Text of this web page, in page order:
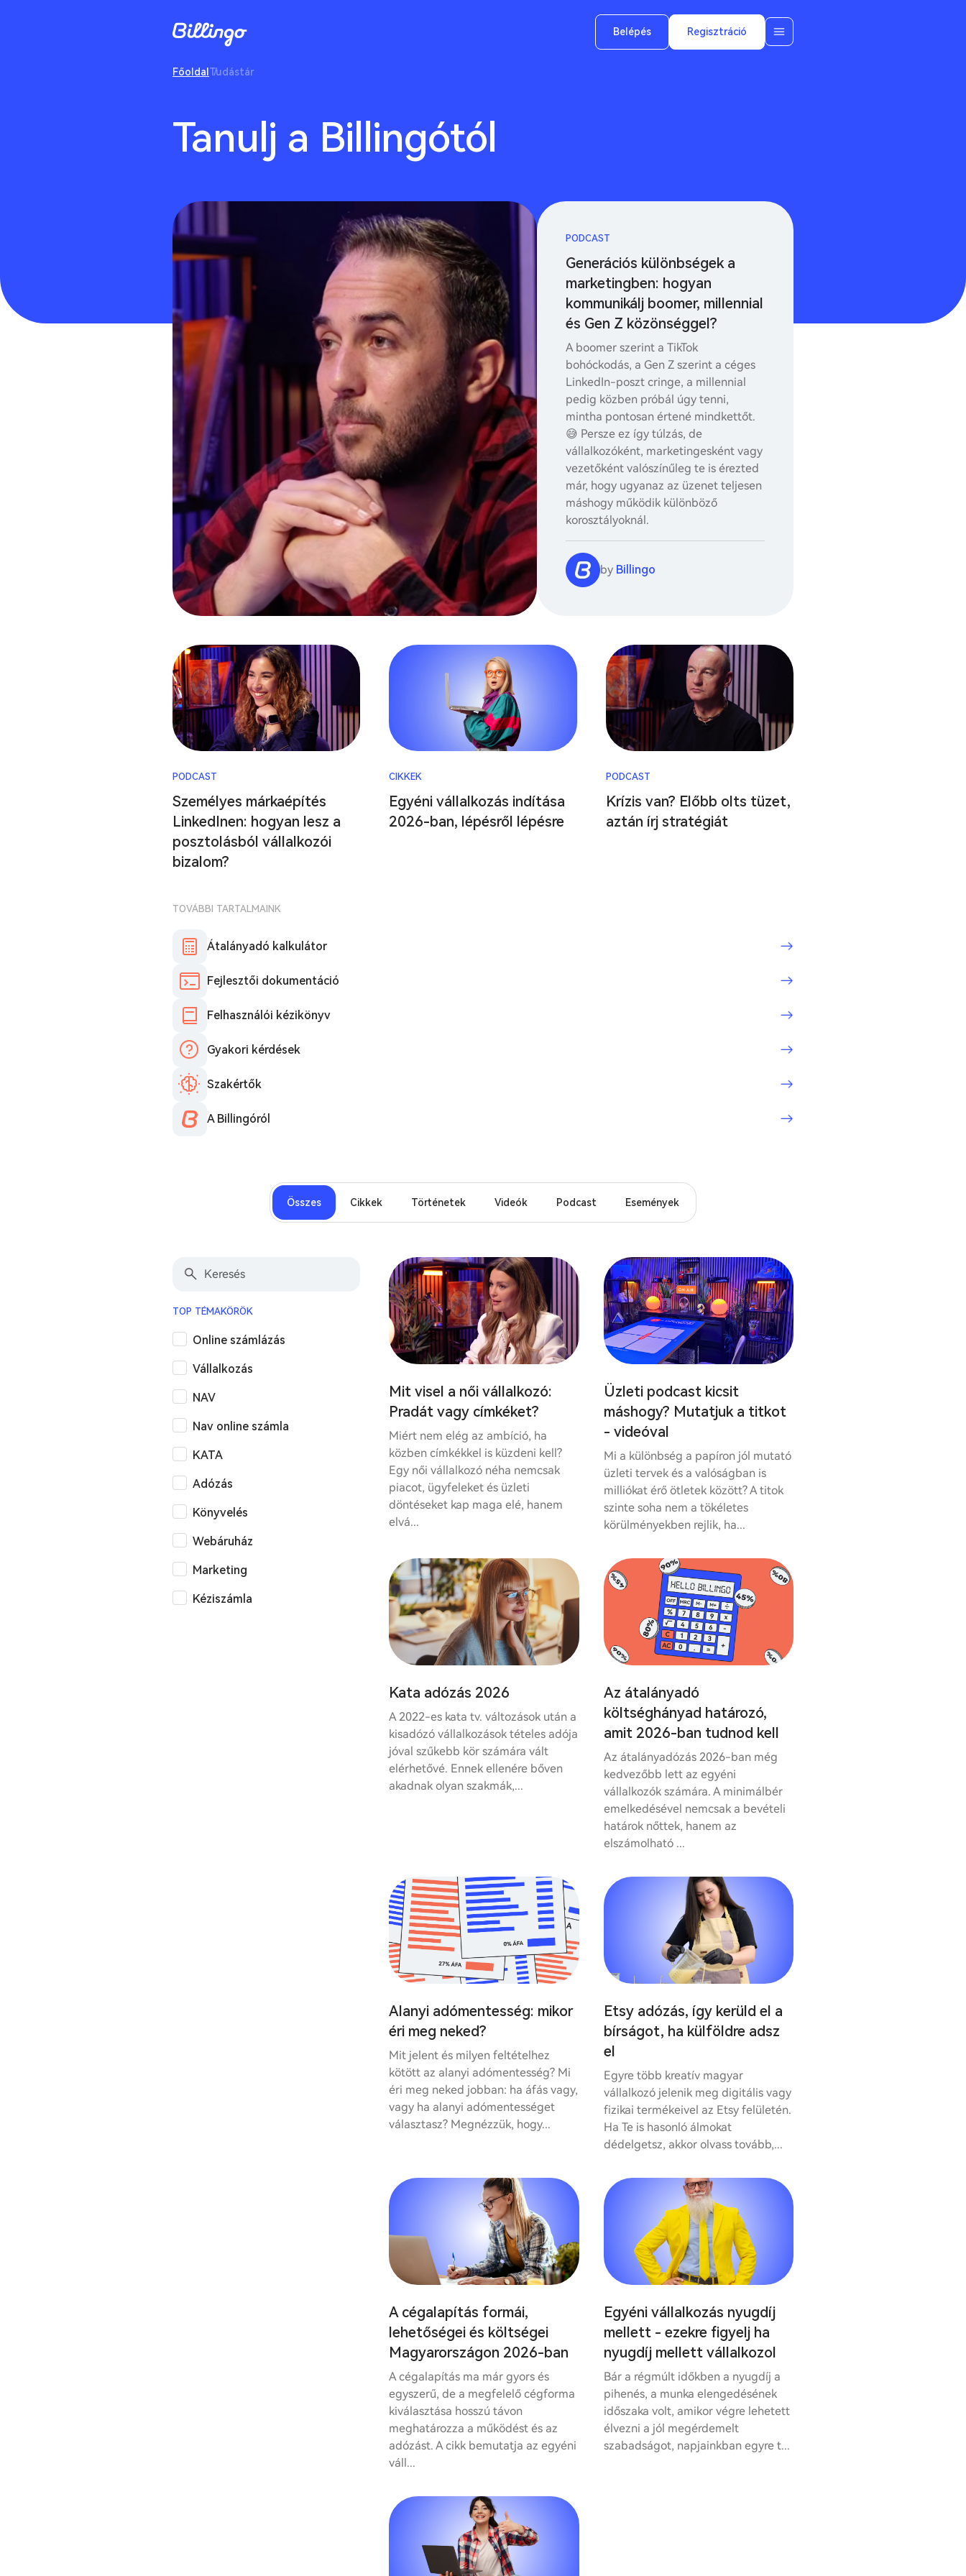
Belépés Regisztráció
Főoldal Tudástár
Tanulj a Billingótól
PODCAST
Generációs különbségek a
marketingben: hogyan
kommunikálj boomer, millennial
és Gen Z közönséggel?
A boomer szerint a TikTok
bohóckodás, a Gen Z szerint a céges
LinkedIn-poszt cringe, a millennial
pedig közben próbál úgy tenni,
mintha pontosan értené mindkettőt.
😅 Persze ez így túlzás, de
vállalkozóként, marketingesként vagy
vezetőként valószínűleg te is érezted
már, hogy ugyanaz az üzenet teljesen
máshogy működik különböző
korosztályoknál.
by Billingo
PODCAST
Személyes márkaépítés
LinkedInen: hogyan lesz a
posztolásból vállalkozói
bizalom?
CIKKEK
Egyéni vállalkozás indítása
2026-ban, lépésről lépésre
PODCAST
Krízis van? Előbb olts tüzet,
aztán írj stratégiát
TOVÁBBI TARTALMAINK
Átalányadó kalkulátor
Fejlesztői dokumentáció
Felhasználói kézikönyv
Gyakori kérdések
Szakértők
A Billingóról
Összes Cikkek Történetek Videók Podcast Események
TOP TÉMAKÖRÖK
Online számlázás
Vállalkozás
NAV
Nav online számla
KATA
Adózás
Könyvelés
Webáruház
Marketing
Kéziszámla
Mit visel a női vállalkozó:
Pradát vagy címkéket?
Miért nem elég az ambíció, ha
közben címkékkel is küzdeni kell?
Egy női vállalkozó néha nemcsak
piacot, ügyfeleket és üzleti
döntéseket kap maga elé, hanem
elvá...
Üzleti podcast kicsit
máshogy? Mutatjuk a titkot
- videóval
Mi a különbség a papíron jól mutató
üzleti tervek és a valóságban is
milliókat érő ötletek között? A titok
szinte soha nem a tökéletes
körülményekben rejlik, ha...
Kata adózás 2026
A 2022-es kata tv. változások után a
kisadózó vállalkozások tételes adója
jóval szűkebb kör számára vált
elérhetővé. Ennek ellenére bőven
akadnak olyan szakmák,...
Az átalányadó
költséghányad határozó,
amit 2026-ban tudnod kell
Az átalányadózás 2026-ban még
kedvezőbb lett az egyéni
vállalkozók számára. A minimálbér
emelkedésével nemcsak a bevételi
határok nőttek, hanem az
elszámolható ...
Alanyi adómentesség: mikor
éri meg neked?
Mit jelent és milyen feltételhez
kötött az alanyi adómentesség? Mi
éri meg neked jobban: ha áfás vagy,
vagy ha alanyi adómentességet
választasz? Megnézzük, hogy...
Etsy adózás, így kerüld el a
bírságot, ha külföldre adsz
el
Egyre több kreatív magyar
vállalkozó jelenik meg digitális vagy
fizikai termékeivel az Etsy felületén.
Ha Te is hasonló álmokat
dédelgetsz, akkor olvass tovább,...
A cégalapítás formái,
lehetőségei és költségei
Magyarországon 2026-ban
A cégalapítás ma már gyors és
egyszerű, de a megfelelő cégforma
kiválasztása hosszú távon
meghatározza a működést és az
adózást. A cikk bemutatja az egyéni
váll...
Egyéni vállalkozás nyugdíj
mellett - ezekre figyelj ha
nyugdíj mellett vállalkozol
Bár a régmúlt időkben a nyugdíj a
pihenés, a munka elengedésének
időszaka volt, amikor végre lehetett
élvezni a jól megérdemelt
szabadságot, napjainkban egyre t...